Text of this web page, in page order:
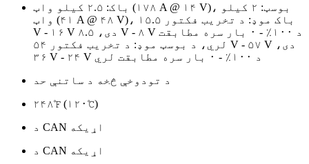
باک: ۲.۵ کیلو واټ (۱۷۸ A @ ۱۴ V)، بوسټ: ۲ کیلو
واټ (۴۱ A @ ۴۸ V)، باک موډ: د تخریب فکتور ۱۵.۵
V - ۱۶ V دی، ۸.۵ V - ۸ V د ۱۰۰٪ - ۰ بار سره مطابقت
لري، د بوسټ موډ: د تخریب فکتور ۵۴ V - ۵۷ V دی،
۳۶ V - ۲۴ V د ۱۰۰٪ - ۰ بار سره مطابقت لري
د تودوخې څخه د ساتنې حد
۲۴۸℉ (۱۲۰℃)
د CAN اړیکه
د CAN اړیکه